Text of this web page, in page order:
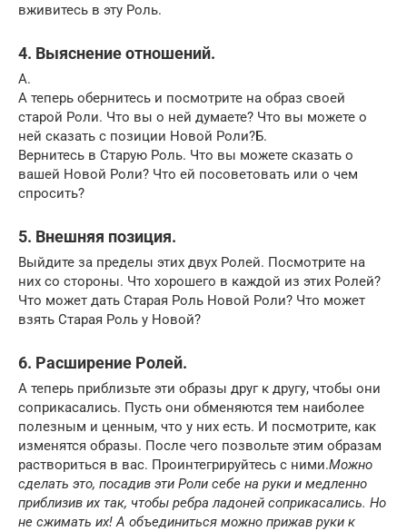
вживитесь в эту Роль.
4. Выяснение отношений.
А.
А теперь обернитесь и посмотрите на образ своей
старой Роли. Что вы о ней думаете? Что вы можете о
ней сказать с позиции Новой Роли?Б.
Вернитесь в Старую Роль. Что вы можете сказать о
вашей Новой Роли? Что ей посоветовать или о чем
спросить?
5. Внешняя позиция.
Выйдите за пределы этих двух Ролей. Посмотрите на
них со стороны. Что хорошего в каждой из этих Ролей?
Что может дать Старая Роль Новой Роли? Что может
взять Старая Роль у Новой?
6. Расширение Ролей.
А теперь приблизьте эти образы друг к другу, чтобы они
соприкасались. Пусть они обменяются тем наиболее
полезным и ценным, что у них есть. И посмотрите, как
изменятся образы. После чего позвольте этим образам
раствориться в вас. Проинтегрируйтесь с ними.Можно
сделать это, посадив эти Роли себе на руки и медленно
приблизив их так, чтобы ребра ладоней соприкасались. Но
не сжимать их! А объединиться можно прижав руки к